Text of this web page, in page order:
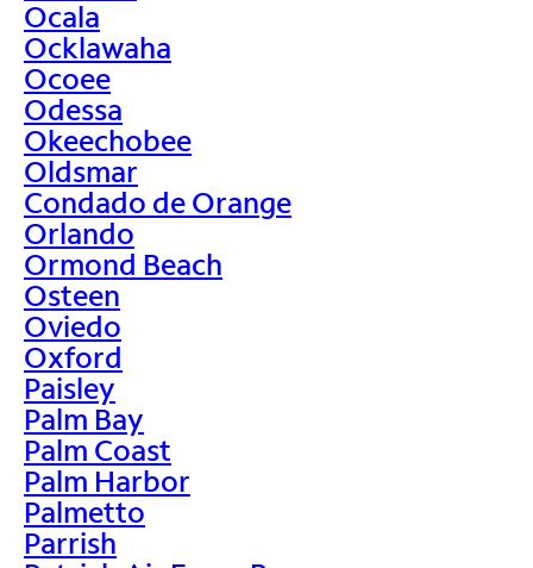
Ocala
Ocklawaha
Ocoee
Odessa
Okeechobee
Oldsmar
Condado de Orange
Orlando
Ormond Beach
Osteen
Oviedo
Oxford
Paisley
Palm Bay
Palm Coast
Palm Harbor
Palmetto
Parrish